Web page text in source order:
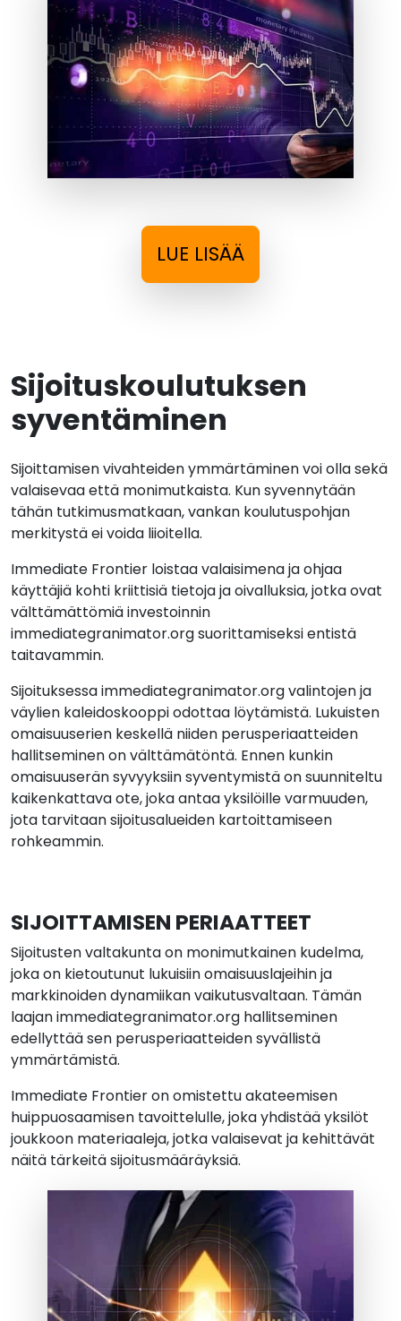
LUE LISÄÄ
Sijoituskoulutuksen
syventäminen
Sijoittamisen vivahteiden ymmärtäminen voi olla sekä
valaisevaa että monimutkaista. Kun syvennytään
tähän tutkimusmatkaan, vankan koulutuspohjan
merkitystä ei voida liioitella.
Immediate Frontier loistaa valaisimena ja ohjaa
käyttäjiä kohti kriittisiä tietoja ja oivalluksia, jotka ovat
välttämättömiä investoinnin
immediategranimator.org suorittamiseksi entistä
taitavammin.
Sijoituksessa immediategranimator.org valintojen ja
väylien kaleidoskooppi odottaa löytämistä. Lukuisten
omaisuuserien keskellä niiden perusperiaatteiden
hallitseminen on välttämätöntä. Ennen kunkin
omaisuuserän syvyyksiin syventymistä on suunniteltu
kaikenkattava ote, joka antaa yksilöille varmuuden,
jota tarvitaan sijoitusalueiden kartoittamiseen
rohkeammin.
SIJOITTAMISEN PERIAATTEET
Sijoitusten valtakunta on monimutkainen kudelma,
joka on kietoutunut lukuisiin omaisuuslajeihin ja
markkinoiden dynamiikan vaikutusvaltaan. Tämän
laajan immediategranimator.org hallitseminen
edellyttää sen perusperiaatteiden syvällistä
ymmärtämistä.
Immediate Frontier on omistettu akateemisen
huippuosaamisen tavoittelulle, joka yhdistää yksilöt
joukkoon materiaaleja, jotka valaisevat ja kehittävät
näitä tärkeitä sijoitusmääräyksiä.